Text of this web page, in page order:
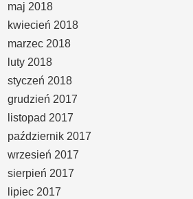
maj 2018
kwiecień 2018
marzec 2018
luty 2018
styczeń 2018
grudzień 2017
listopad 2017
październik 2017
wrzesień 2017
sierpień 2017
lipiec 2017